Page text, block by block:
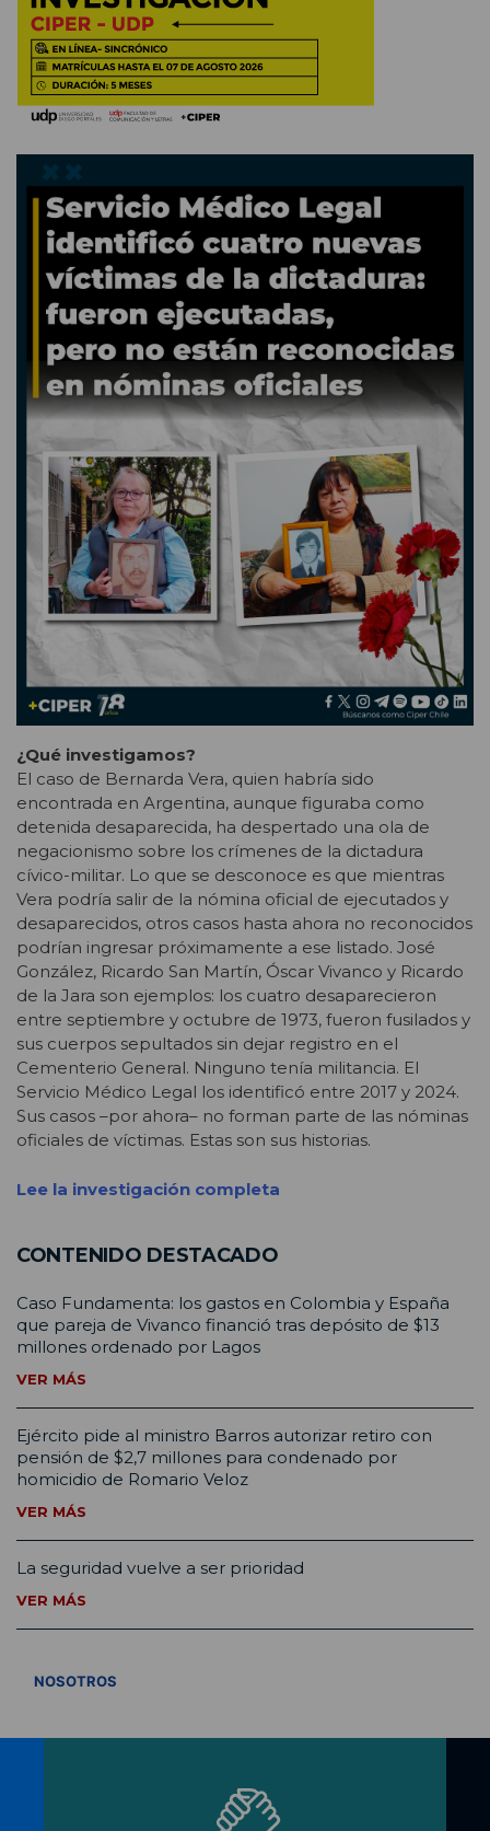
¿Qué investigamos?
El caso de Bernarda Vera, quien habría sido
encontrada en Argentina, aunque figuraba como
detenida desaparecida, ha despertado una ola de
negacionismo sobre los crímenes de la dictadura
cívico-militar. Lo que se desconoce es que mientras
Vera podría salir de la nómina oficial de ejecutados y
desaparecidos, otros casos hasta ahora no reconocidos
podrían ingresar próximamente a ese listado. José
González, Ricardo San Martín, Óscar Vivanco y Ricardo
de la Jara son ejemplos: los cuatro desaparecieron
entre septiembre y octubre de 1973, fueron fusilados y
sus cuerpos sepultados sin dejar registro en el
Cementerio General. Ninguno tenía militancia. El
Servicio Médico Legal los identificó entre 2017 y 2024.
Sus casos –por ahora– no forman parte de las nóminas
oficiales de víctimas. Estas son sus historias.
Lee la investigación completa
CONTENIDO DESTACADO
Caso Fundamenta: los gastos en Colombia y España
que pareja de Vivanco financió tras depósito de $13
millones ordenado por Lagos
VER MÁS
Ejército pide al ministro Barros autorizar retiro con
pensión de $2,7 millones para condenado por
homicidio de Romario Veloz
VER MÁS
La seguridad vuelve a ser prioridad
VER MÁS
NOSOTROS